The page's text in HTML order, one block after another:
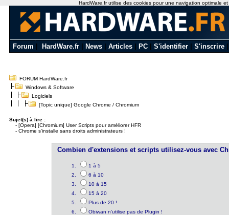
Forum HardWare.fr News Articles PC S'identifier S'inscrire
FORUM HardWare.fr
Windows & Software
Logiciels
[Topic unique] Google Chrome / Chromium
Sujet(s) à lire :
- [Opera] [Chromium] User Scripts pour améliorer HFR
- Chrome s'installe sans droits administrateurs !
Combien d'extensions et scripts utilisez-vous avec
1 à 5
6 à 10
10 à 15
15 à 20
Plus de 20 !
Obiwan n'utilise pas de Plugin !
HardWare.fr utilise des cookies pour une navigation optimale